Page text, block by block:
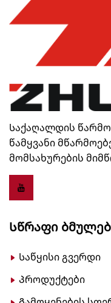
Საქაღალდის
წამყვანი
მომსახურების
Სწრაფი
Საწყისი გვერდი
Პროდუქტები